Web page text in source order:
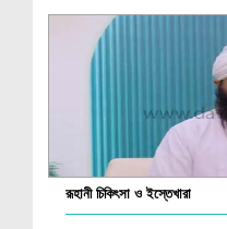
রূহানী চিকিৎসা ও ইস্তেখারা